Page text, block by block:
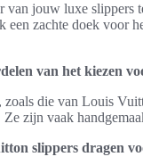
van jouw luxe slippers
een zachte doek voor
van het kiezen
zoals die van Louis
Ze zijn vaak
slippers dragen